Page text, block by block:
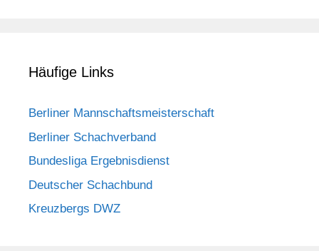
Häufige Links
Berliner Mannschaftsmeisterschaft
Berliner Schachverband
Bundesliga Ergebnisdienst
Deutscher Schachbund
Kreuzbergs DWZ